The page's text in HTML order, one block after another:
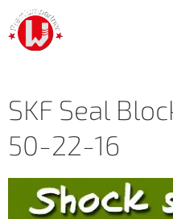
SKF Seal
50-22-16